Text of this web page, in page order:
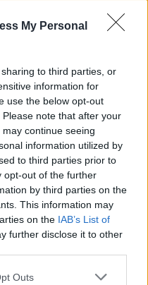
My Personal
to third parties, or
information for
use the below opt-out
note that after your
continue seeing
information utilized by
to third parties prior to
opt-out of the further
by third parties on the
This information may
on the IAB’s List of
further disclose it to other
one or more Google
Outs
FORINTOS
MIKÖZBEN
ELÉ NÉZ AZ ORSZÁG
fogadott el a